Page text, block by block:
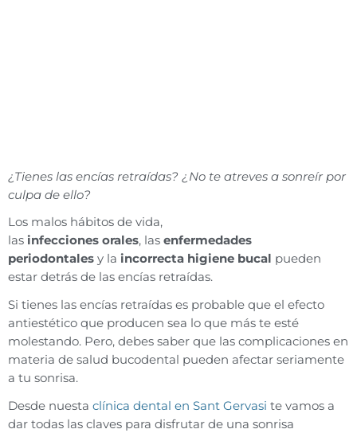
¿Tienes las encías retraídas? ¿No te atreves a sonreír por
culpa de ello?
Los malos hábitos de vida,
las infecciones orales, las enfermedades
periodontales y la incorrecta higiene bucal pueden
estar detrás de las encías retraídas.
Si tienes las encías retraídas es probable que el efecto
antiestético que producen sea lo que más te esté
molestando. Pero, debes saber que las complicaciones en
materia de salud bucodental pueden afectar seriamente
a tu sonrisa.
Desde nuesta clínica dental en Sant Gervasi te vamos a
dar todas las claves para disfrutar de una sonrisa